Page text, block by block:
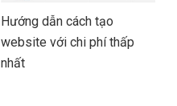
Hướng dẫn cách tạo
website với chi phí thấp
nhất